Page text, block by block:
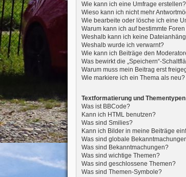
Wie kann ich eine Umfrage erstellen?
Wieso kann ich nicht mehr
Wie bearbeite oder lösche ich eine
Warum kann ich auf bestimmte
Weshalb kann ich keine
Weshalb wurde ich verwarnt?
Wie kann ich Beiträge den
Was bewirkt die „Speichern“-
Warum muss mein Beitrag erst
Wie markiere ich ein Thema als neu?
Textformatierung und Thementypen
Was ist BBCode?
Kann ich HTML benutzen?
Was sind Smilies?
Kann ich Bilder in meine Beiträge
Was sind globale
Was sind Bekanntmachungen?
Was sind wichtige Themen?
Was sind geschlossene Themen?
Was sind Themen-Symbole?